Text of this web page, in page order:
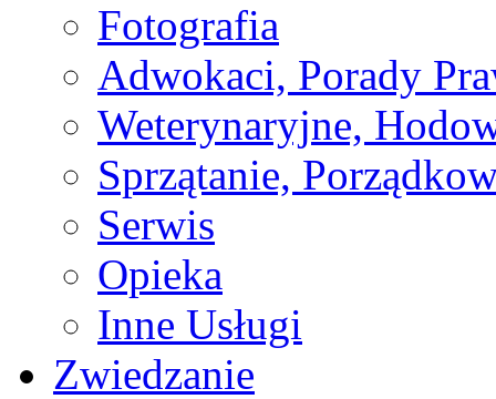
Fotografia
Adwokaci, Porady
Weterynaryjne,
Sprzątanie,
Serwis
Opieka
Inne Usługi
Zwiedzanie